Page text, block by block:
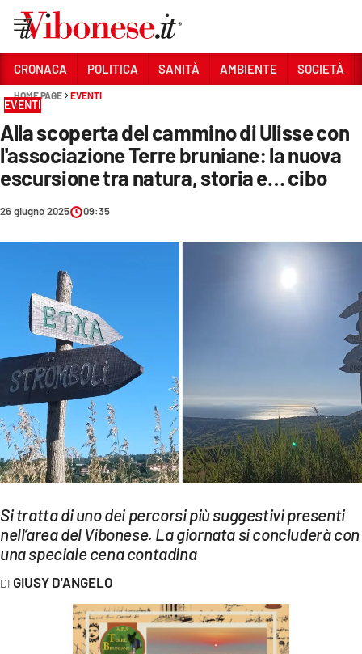
Sezioni
CRONACA
POLITICA
SOCIETÀ
CULTURA
ECONOMIA E LAVORO
EVENTI
SPORT
Streaming
LAC TV
LAC NETWORK
LAC ONAIR
LACPLAY.IT
CRONACA POLITICA SANITÀ AMBIENTE SOCIETÀ
HOME PAGE EVENTI
EVENTI
Alla scoperta del cammino di Ulisse con
l'associazione Terre bruniane: la nuova
escursione tra natura, storia e… cibo
26 giugno 2025 09:35
Si tratta di uno dei percorsi più suggestivi presenti
nell’area del Vibonese. La giornata si concluderà con
una speciale cena contadina
GIUSY D'ANGELO